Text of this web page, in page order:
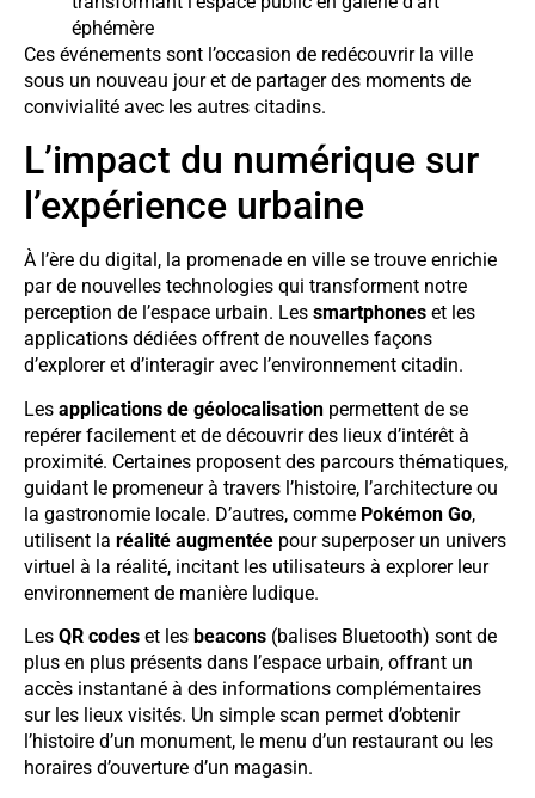
éphémère
Ces événements sont l’occasion de redécouvrir la ville
sous un nouveau jour et de partager des moments de
convivialité avec les autres citadins.
L’impact du numérique sur
l’expérience urbaine
À l’ère du digital, la promenade en ville se trouve enrichie
par de nouvelles technologies qui transforment notre
perception de l’espace urbain. Les smartphones et les
applications dédiées offrent de nouvelles façons
d’explorer et d’interagir avec l’environnement citadin.
Les applications de géolocalisation permettent de se
repérer facilement et de découvrir des lieux d’intérêt à
proximité. Certaines proposent des parcours thématiques,
guidant le promeneur à travers l’histoire, l’architecture ou
la gastronomie locale. D’autres, comme Pokémon Go,
utilisent la réalité augmentée pour superposer un univers
virtuel à la réalité, incitant les utilisateurs à explorer leur
environnement de manière ludique.
Les QR codes et les beacons (balises Bluetooth) sont de
plus en plus présents dans l’espace urbain, offrant un
accès instantané à des informations complémentaires
sur les lieux visités. Un simple scan permet d’obtenir
l’histoire d’un monument, le menu d’un restaurant ou les
horaires d’ouverture d’un magasin.